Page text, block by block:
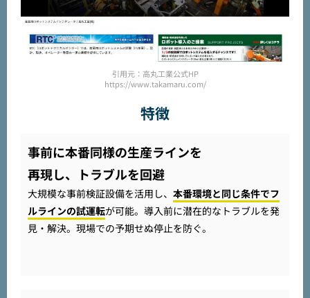
引用元：高丸工業公式HP
https://www.takamaru.com/
特徴
事前に本番同様の生産ラインを
再現し、トラブルを回避
大規模な事前検証設備を活用し、 本番環境と同じ条件でフ
ルラインの試運転が可能。導入前に潜在的なトラブルを発
見・解決。現場での予期せぬ停止を防ぐ。